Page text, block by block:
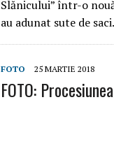
Slănicului” într-o
au adunat sute de
FOTO 25 MARTIE 2018
FOTO: